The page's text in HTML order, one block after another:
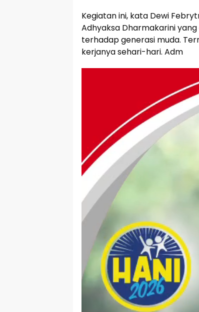
Kegiatan ini, kata Dewi
Adhyaksa Dharmakarini
terhadap generasi muda.
kerjanya sehari-hari. Adm